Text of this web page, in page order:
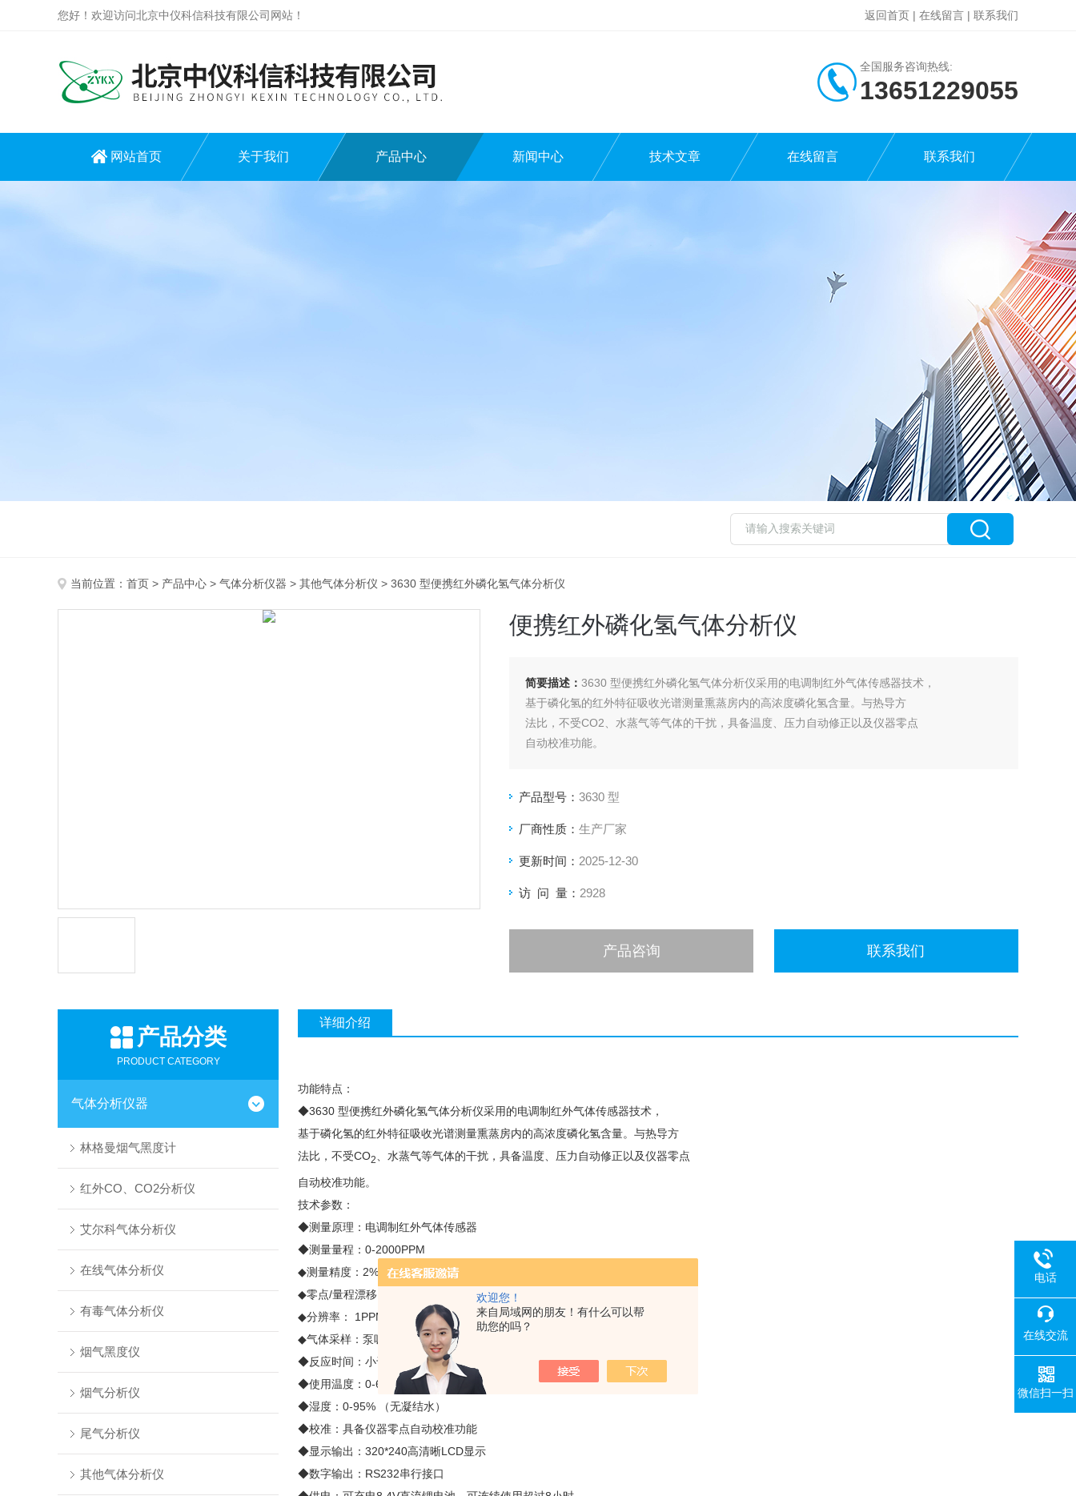
欢迎您！
来自局域网的朋友！有什么可以帮
助您的吗？
您好！欢迎访问北京中仪科信科技有限公司网站！ 返回首页 | 在线留言 | 联系我们
全国服务咨询热线:
13651229055
网站首页 关于我们 产品中心 新闻中心 技术文章 在线留言 联系我们
当前位置： 首页 > 产品中心 > 气体分析仪器 > 其他气体分析仪 > 3630 型便携红外磷化氢气体分析仪
便携红外磷化氢气体分析仪
简要描述： 3630 型便携红外磷化氢气体分析仪采用的电调制红外气体传感器技术，
基于磷化氢的红外特征吸收光谱测量熏蒸房内的高浓度磷化氢含量。与热导方
法比，不受CO2、水蒸气等气体的干扰，具备温度、压力自动修正以及仪器零点
自动校准功能。
产品型号： 3630 型
厂商性质： 生产厂家
更新时间： 2025-12-30
访 问 量： 2928
产品咨询 联系我们
产品分类
PRODUCT CATEGORY
气体分析仪器
林格曼烟气黑度计
红外CO、CO2分析仪
艾尔科气体分析仪
在线气体分析仪
有毒气体分析仪
烟气黑度仪
烟气分析仪
尾气分析仪
其他气体分析仪
详细介绍
功能特点：
◆3630 型便携红外磷化氢气体分析仪采用的电调制红外气体传感器技术，
基于磷化氢的红外特征吸收光谱测量熏蒸房内的高浓度磷化氢含量。与热导方
法比，不受CO2 、水蒸气等气体的干扰，具备温度、压力自动修正以及仪器零点
自动校准功能。
技术参数：
◆测量原理：电调制红外气体传感器
◆测量量程： 0-2000PPM
◆测量精度： 2%FS
◆零点/量程漂移：小于
◆分辨率：
1PPM
◆气体采样：泵吸式采样
◆反应时间：小于
◆使用温度： 0-60
℃
◆湿度： 0-95%
（无凝结水）
◆校准：具备仪器零点自动校准功能
◆显示输出： 320*240高清晰LCD显示
◆数字输出： RS232串行接口
电话
在线交流
微信扫一扫